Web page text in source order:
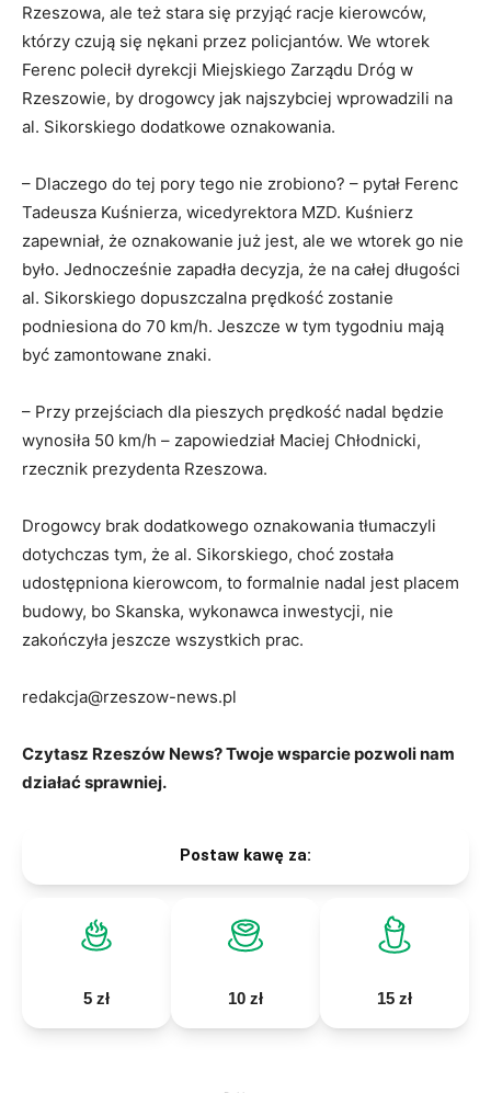
Rzeszowa, ale też stara się przyjąć racje kierowców,
którzy czują się nękani przez policjantów. We wtorek
Ferenc polecił dyrekcji Miejskiego Zarządu Dróg w
Rzeszowie, by drogowcy jak najszybciej wprowadzili na
al. Sikorskiego dodatkowe oznakowania.
– Dlaczego do tej pory tego nie zrobiono? – pytał Ferenc
Tadeusza Kuśnierza, wicedyrektora MZD. Kuśnierz
zapewniał, że oznakowanie już jest, ale we wtorek go nie
było. Jednocześnie zapadła decyzja, że na całej długości
al. Sikorskiego dopuszczalna prędkość zostanie
podniesiona do 70 km/h. Jeszcze w tym tygodniu mają
być zamontowane znaki.
– Przy przejściach dla pieszych prędkość nadal będzie
wynosiła 50 km/h – zapowiedział Maciej Chłodnicki,
rzecznik prezydenta Rzeszowa.
Drogowcy brak dodatkowego oznakowania tłumaczyli
dotychczas tym, że al. Sikorskiego, choć została
udostępniona kierowcom, to formalnie nadal jest placem
budowy, bo Skanska, wykonawca inwestycji, nie
zakończyła jeszcze wszystkich prac.
redakcja@rzeszow-news.pl
Czytasz Rzeszów News? Twoje wsparcie pozwoli nam
działać sprawniej.
Postaw kawę za:
5 zł 10 zł 15 zł